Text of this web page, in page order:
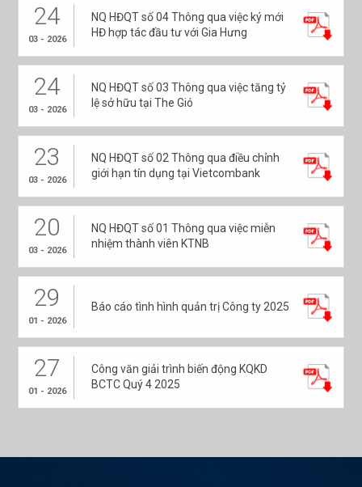
24
03 - 2026
NQ HĐQT số 04 Thông qua việc ký mới
HĐ hợp tác đầu tư với Gia Hưng
24
03 - 2026
NQ HĐQT số 03 Thông qua việc tăng tỷ
lệ sở hữu tại The Gió
23
03 - 2026
NQ HĐQT số 02 Thông qua điều chỉnh
giới hạn tín dụng tại Vietcombank
20
03 - 2026
NQ HĐQT số 01 Thông qua việc miễn
nhiệm thành viên KTNB
29
01 - 2026
Báo cáo tình hình quản trị Công ty 2025
27
01 - 2026
Công văn giải trình biến động KQKD
BCTC Quý 4 2025